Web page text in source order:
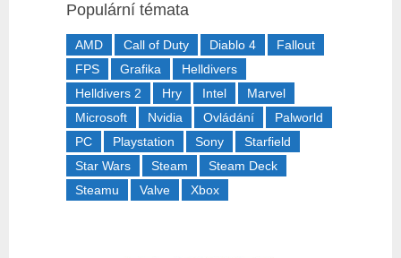
Populární témata
AMD Call of Duty Diablo 4
Fallout
FPS
Grafika
Helldivers
Helldivers 2
Hry Intel
Marvel
Microsoft
Nvidia Ovládání
Palworld
PC
Playstation Sony
Starfield
Star Wars
Steam
Steam Deck
Steamu
Valve Xbox